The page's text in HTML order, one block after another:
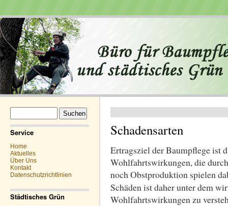
nach:
Service
Home
Aktuelles
Über Uns
Kontakt
Datenschutzrichtlinien
Städtisches Grün
Schadensarten
Ertragsziel der Baumpflege ist
Wohlfahrtswirkungen, die
noch Obstproduktion spielen
Schäden ist daher unter dem
Wohlfahrtswirkungen zu